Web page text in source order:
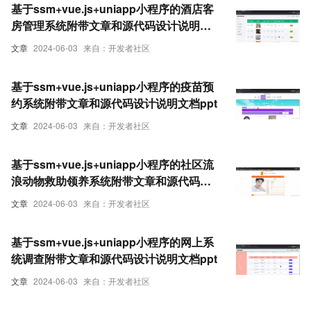
文章 2024-06-03 来自：开发者社区
基于ssm+vue.js+uniapp小程序的酒店客
房管理系统附带文章和源代码设计说明文
档ppt
文章 2024-06-03 来自：开发者社区
基于ssm+vue.js+uniapp小程序的疫苗预
约系统附带文章和源代码设计说明文档ppt
文章 2024-06-03 来自：开发者社区
基于ssm+vue.js+uniapp小程序的社区流
浪动物救助领养系统附带文章和源代码设
计说明文档ppt
文章 2024-06-03 来自：开发者社区
基于ssm+vue.js+uniapp小程序的网上系
统调查附带文章和源代码设计说明文档ppt